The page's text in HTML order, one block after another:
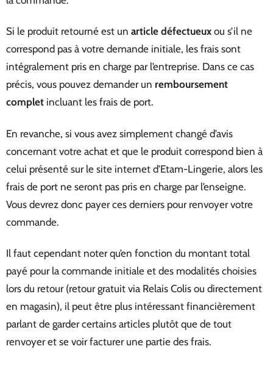
Si le produit retourné est un article défectueux ou s’il ne
correspond pas à votre demande initiale, les frais sont
intégralement pris en charge par l’entreprise. Dans ce cas
précis, vous pouvez demander un remboursement
complet incluant les frais de port.
En revanche, si vous avez simplement changé d’avis
concernant votre achat et que le produit correspond bien à
celui présenté sur le site internet d’Etam-Lingerie, alors les
frais de port ne seront pas pris en charge par l’enseigne.
Vous devrez donc payer ces derniers pour renvoyer votre
commande.
Il faut cependant noter qu’en fonction du montant total
payé pour la commande initiale et des modalités choisies
lors du retour (retour gratuit via Relais Colis ou directement
en magasin), il peut être plus intéressant financièrement
parlant de garder certains articles plutôt que de tout
renvoyer et se voir facturer une partie des frais.